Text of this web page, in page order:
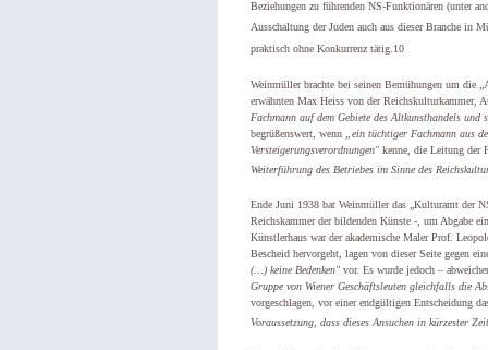
Beziehungen zu führenden NS-Funktionären (unter
Ausschaltung der Juden auch aus dieser Branche in
praktisch ohne Konkurrenz tätig. 10
Weinmüller brachte bei seinen Bemühungen um die
erwähnten Max Heiss von der Reichskulturkammer,
Fachmann auf dem Gebiete des Altkunsthandels
begrüßenswert, wenn
„ein tüchtiger Fachmann aus
Versteigerungsverordnungen" kenne, die Leitung der
Weiterführung des Betriebes im Sinne des
Ende Juni 1938 bat Weinmüller das „Kulturamt der
Reichskammer der bildenden Künste -, um Abgabe
Künstlerhaus war der akademische Maler Prof.
Bescheid hervorgeht, lagen von dieser Seite gegen
(…) keine Bedenken" vor. Es wurde jedoch –
Gruppe von Wiener Geschäftsleuten gleichfalls die
vorgeschlagen, vor einer endgültigen Entscheidung
Voraussetzung, dass dieses Ansuchen in kürzester